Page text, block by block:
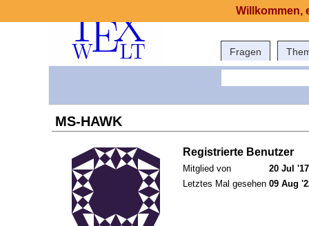
Fragen
MS-HAWK
Registrierte Benutzer
Mitglied von
20 Jul
Letztes Mal gesehen 09 Aug
Willkommen,